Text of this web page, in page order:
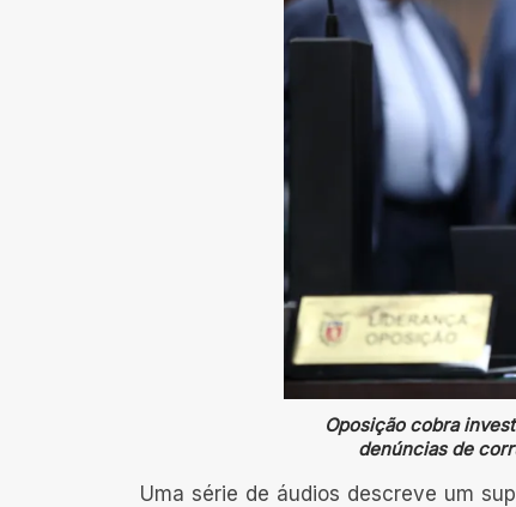
Oposição cobra
denúncias de
Uma série de áudios descreve um